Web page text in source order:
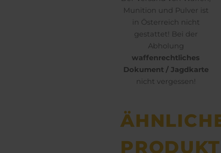
Munition und Pulver ist
in Österreich nicht
gestattet! Bei der
Abholung
waffenrechtliches
Dokument / Jagdkarte
nicht vergessen!